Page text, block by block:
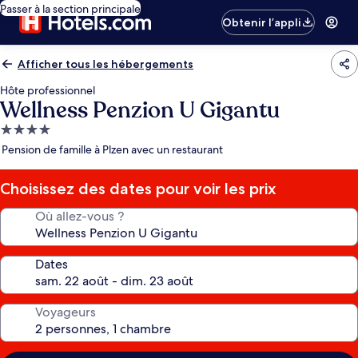
Passer à la section principale
Obtenir l’appli
Afficher tous les hébergements
Hôte professionnel
Wellness Penzion U Gigantu
Hébergement
4.0 étoiles
Pension de famille à Plzen avec un restaurant
Choisissez des dates pour voir les prix
Où allez-vous ?
Dates
Voyageurs